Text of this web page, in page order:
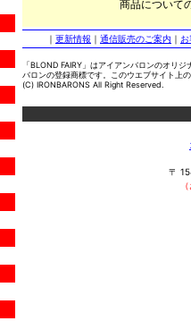
商品について
｜ 更新情報 ｜ 通信販売のご案内 ｜
「BLOND FAIRY」はアイアンバロンのオリ
バロンの登録商標です。このウエブサイト上
(C) IRONBARONS All Right Reserved.
〒